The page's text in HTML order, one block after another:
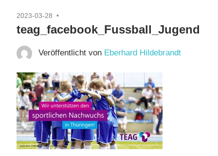
2023-03-28
teag_facebook_Fussball_Jugend
Veröffentlicht von Eberhard Hildebrandt